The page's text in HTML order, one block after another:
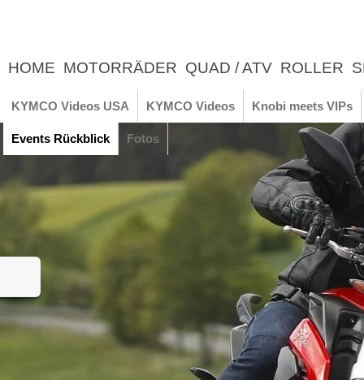
HOME MOTORRÄDER QUAD / ATV ROLLER
ERLEBNIS
KYMCO Videos USA KYMCO Videos Knobi meets VIPs
Events Rückblick Fotos